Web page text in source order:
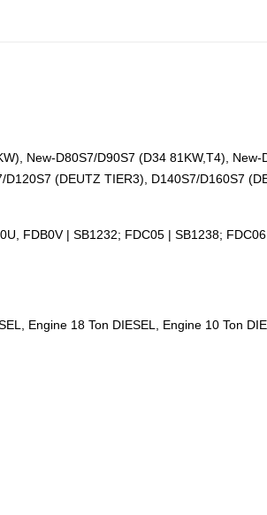
New-D80S7/D90S7 (D34 81KW,T4), New-
(DEUTZ TIER3), D140S7/D160S7
FDB0V | SB1232; FDC05 | SB1238;
Engine 18 Ton DIESEL, Engine 10 Ton